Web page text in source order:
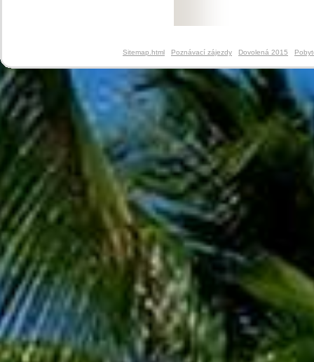
Sitemap.html Poznávací zájezdy Dovolená 2015